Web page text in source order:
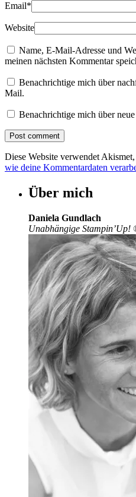
Email*
Website
Name, E-Mail-Adresse und
meinen nächsten Kommentar
Benachrichtige mich über
Mail.
Benachrichtige mich über
Diese Website verwendet
wie deine Kommentardaten
Über mich
Daniela Gundlach
Unabhängige Stampin’Up!